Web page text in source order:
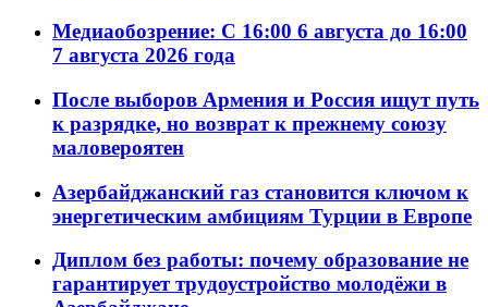
Медиаобозрение: С 16:00 6 августа до 16:00
7 августа 2026 года
После выборов Армения и Россия ищут путь
к разрядке, но возврат к прежнему союзу
маловероятен
Азербайджанский газ становится ключом к
энергетическим амбициям Турции в Европе
Диплом без работы: почему образование не
гарантирует трудоустройство молодёжи в